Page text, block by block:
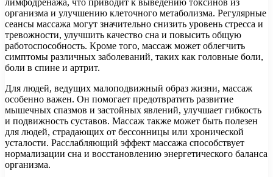
организма и улучшению клеточного метаболизма. Регулярные
сеансы массажа могут значительно снизить уровень стресса и
тревожности, улучшить качество сна и повысить общую
работоспособность. Кроме того, массаж может облегчить
симптомы различных заболеваний, таких как головные боли,
боли в спине и артрит.
Для людей, ведущих малоподвижный образ жизни, массаж
особенно важен. Он помогает предотвратить развитие
мышечных спазмов и застойных явлений, улучшает гибкость
и подвижность суставов. Массаж также может быть полезен
для людей, страдающих от бессонницы или хронической
усталости. Расслабляющий эффект массажа способствует
нормализации сна и восстановлению энергетического баланса
организма.